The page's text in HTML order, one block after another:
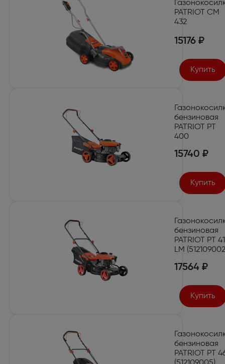
PATRIOT CM
432
15176 ₽
Купить
бензиновая
PATRIOT PT
400
15740 ₽
Купить
бензиновая
PATRIOT PT 41
LM
17564 ₽
Купить
бензиновая
PATRIOT PT